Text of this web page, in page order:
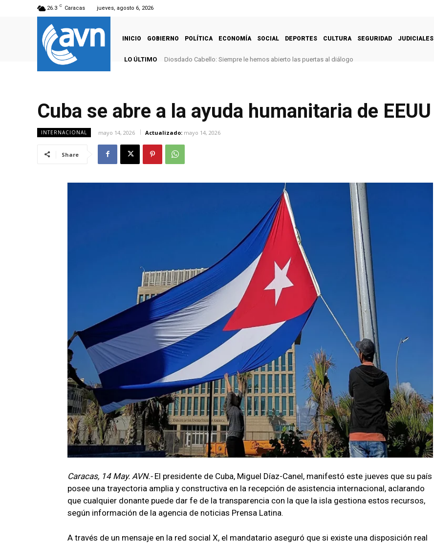
26.3 C Caracas jueves, agosto 6, 2026
INICIO GOBIERNO POLÍTICA ECONOMÍA SOCIAL DEPORTES CULTURA SEGURIDAD JUDICIALES
LO ÚLTIMO Diosdado Cabello: Siempre le hemos abierto las puertas al diálogo
Cuba se abre a la ayuda humanitaria de EEUU
INTERNACIONAL mayo 14, 2026 Actualizado: mayo 14, 2026
Share
Caracas, 14 May. AVN.- El presidente de Cuba, Miguel Díaz-Canel, manifestó este jueves que su país
posee una trayectoria amplia y constructiva en la recepción de asistencia internacional, aclarando
que cualquier donante puede dar fe de la transparencia con la que la isla gestiona estos recursos,
según información de la agencia de noticias Prensa Latina.
A través de un mensaje en la red social X, el mandatario aseguró que si existe una disposición real